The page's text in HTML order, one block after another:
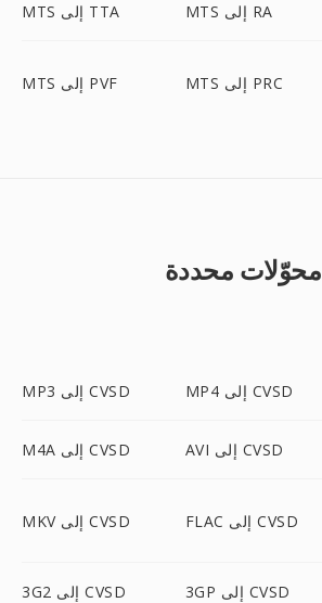
MTS إلى TTA MTS إلى RA
MTS إلى PVF MTS إلى PRC
محوّلات محددة
MP3 إلى CVSD MP4 إلى CVSD
M4A إلى CVSD AVI إلى CVSD
MKV إلى CVSD FLAC إلى CVSD
3G2 إلى CVSD 3GP إلى CVSD